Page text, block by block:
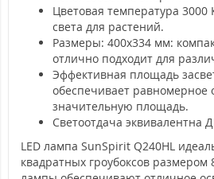
Цветовая температура
света для растений.
Размеры: 400х334 мм:
отлично подходит для
Эффективная площадь
обеспечивает равномерное
значительную площадь.
Светоотдача эквивалентна
LED лампа SunSpirit Q240HL
квадратных гроубоксов размером